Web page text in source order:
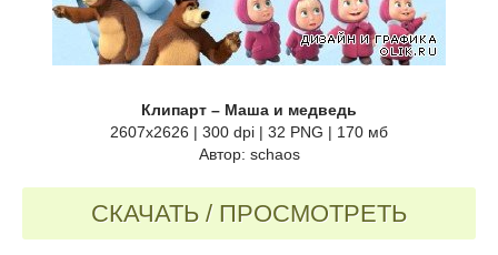
Клипарт – Маша и медведь
2607х2626 | 300 dpi | 32 PNG | 170 мб
Автор: schaos
СКАЧАТЬ / ПРОСМОТРЕТЬ